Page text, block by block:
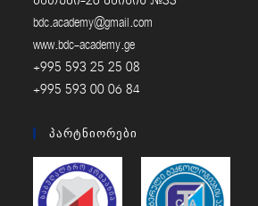
bdc.academy@gmail.com
www.bdc-academy.ge
+995 593 25 25 08
+995 593 00 06 84
Პარტნიორები